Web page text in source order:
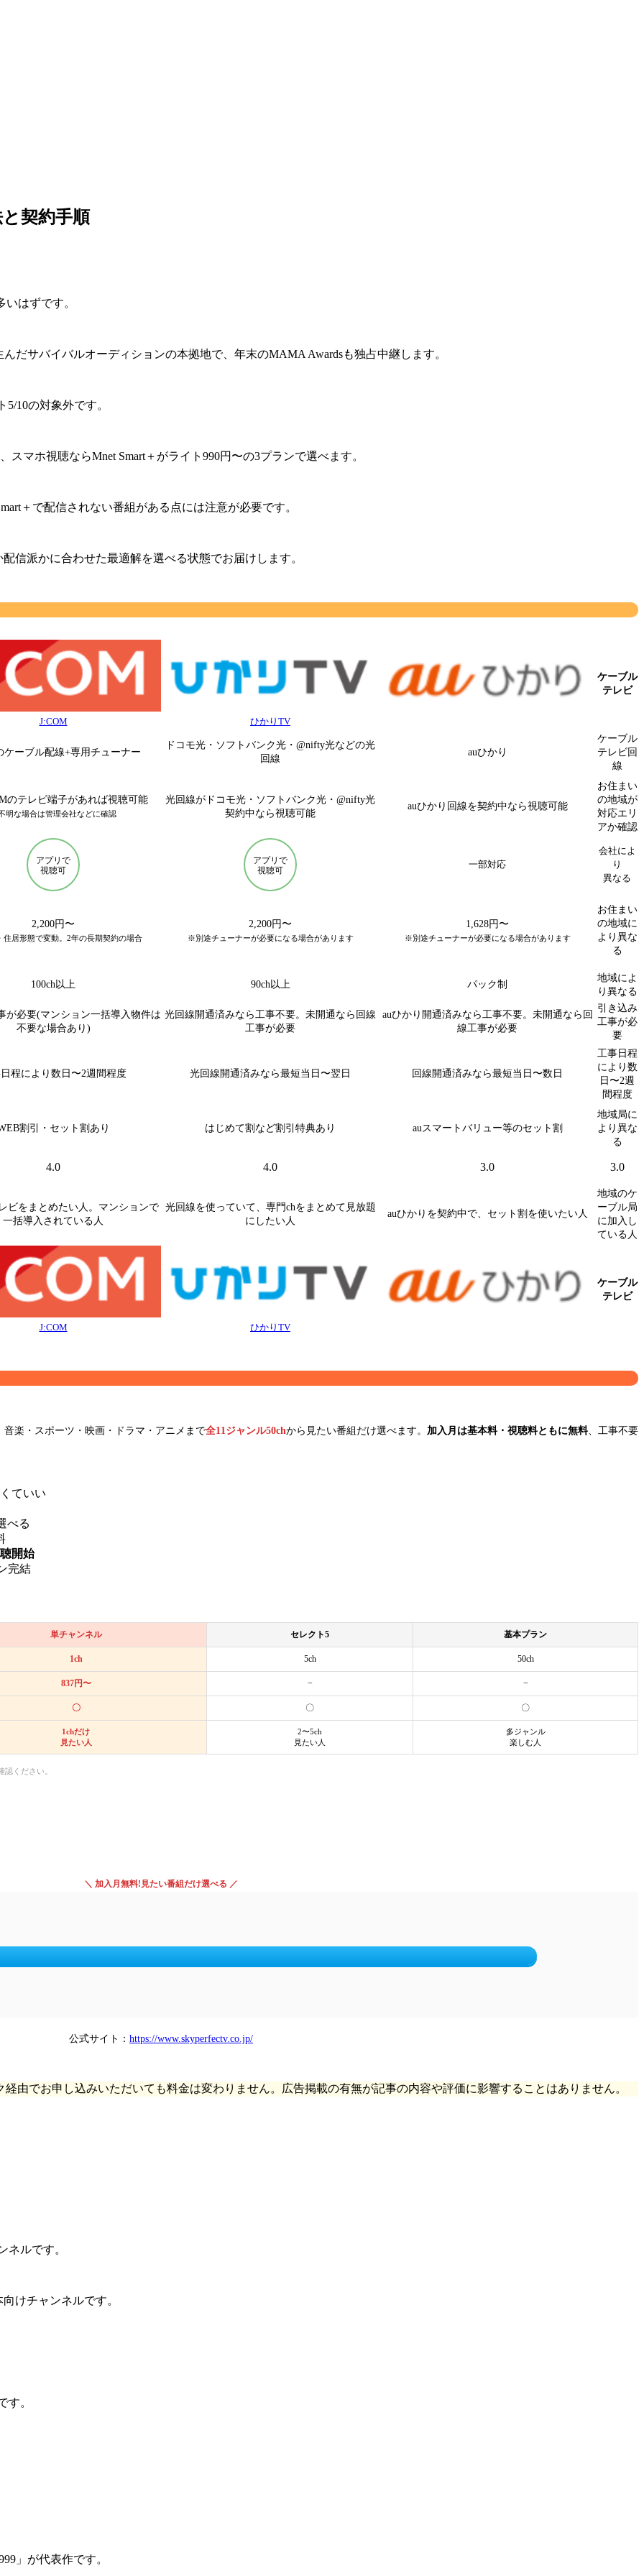
契約手順
はずです。
だサバイバルオーディションの本拠地で、年末のMAMA Awardsも独占中継します。
10の対象外です。
マホ視聴ならMnet Smart＋がライト990円〜の3プランで選べます。
＋で配信されない番組がある点には注意が必要です。
信派かに合わせた最適解を選べる状態でお届けします。
J:COM ひかりTV
ケーブル
テレビ
ケーブル配線+専用チューナー
ドコモ光・ソフトバンク光・@nifty光などの光
回線
auひかり
ケーブル
テレビ回
線
のテレビ端子があれば視聴可能
明な場合は管理会社などに確認
光回線がドコモ光・ソフトバンク光・@nifty光
契約中なら視聴可能
auひかり回線を契約中なら視聴可能
お住まい
の地域が
対応エリ
アか確認
アプリで
視聴可
アプリで
視聴可
一部対応
会社によ
り
異なる
2,200円〜
居形態で変動。2年の長期契約の場合
2,200円〜
※別途チューナーが必要になる場合があります
1,628円〜
※別途チューナーが必要になる場合があります
お住まい
の地域に
より異な
る
100ch以上 90ch以上 パック制
地域によ
り異なる
が必要(マンション一括導入物件は
不要な場合あり)
光回線開通済みなら工事不要。未開通なら回線
工事が必要
auひかり開通済みなら工事不要。未開通なら回
線工事が必要
引き込み
工事が必
要
程により数日〜2週間程度 光回線開通済みなら最短当日〜翌日 回線開通済みなら最短当日〜数日
工事日程
により数
日〜2週
間程度
割引・セット割あり はじめて割など割引特典あり auスマートバリュー等のセット割
地域局に
より異な
る
4.0 4.0 3.0 3.0
ビをまとめたい人。マンションで
一括導入されている人
光回線を使っていて、専門chをまとめて見放題
にしたい人
auひかりを契約中で、セット割を使いたい人
地域のケ
ーブル局
に加入し
ている人
J:COM ひかりTV
ケーブル
テレビ
楽・スポーツ・映画・ドラマ・アニメまで全11ジャンル50chから見たい番組だけ選べます。 加入月は基本料・視聴料ともに無料、工事不要
ていい
べる
開始
完結
単チャンネル セレクト5 基本プラン
1ch 5ch 50ch
837円〜 − −
〇 〇 〇
1chだけ
見たい人
2〜5ch
見たい人
多ジャンル
楽しむ人
ください。
＼ 加入月無料!見たい番組だけ選べる ／
公式サイト： https://www.skyperfectv.co.jp/
由でお申し込みいただいても料金は変わりません。広告掲載の有無が記事の内容や評価に影響することはありません。
ネルです。
けチャンネルです。
す。
」が代表作です。